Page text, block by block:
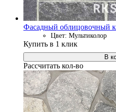
Фасадный облицовочный
Цвет: Мультиколор
Купить в 1 клик
В
Рассчитать кол-во